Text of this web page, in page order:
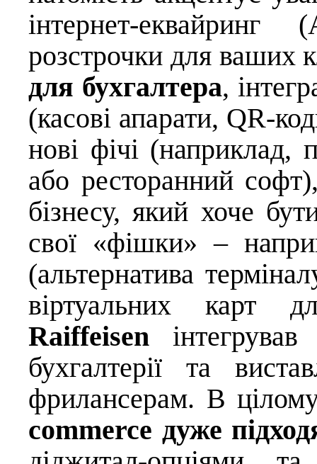
інтернет-
розстрочки для ваших
для бухгалтера,
(касові апарати, QR-
нові фічі (наприклад,
або ресторанний
бізнесу, який хоче
свої «фішки» –
(альтернатива
віртуальних карт
Raiffeisen
бухгалтерії та
фрилансерам. В
commerce дуже